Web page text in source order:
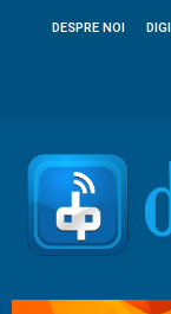
DESPRE NOI